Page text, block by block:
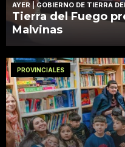
AYER| GOBIERNO DE TIERRA
Tierra del Fuego
Malvinas
PROVINCIALES